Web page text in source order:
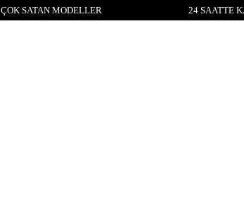
ÇOK SATAN MODELLER 24 SAATTE